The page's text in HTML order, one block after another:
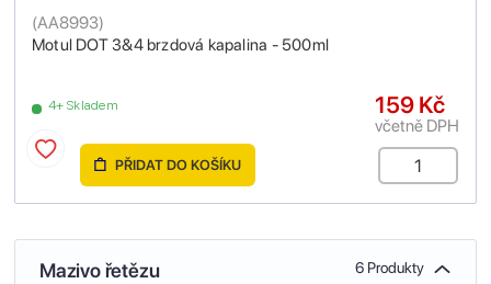
Motul DOT 3&4 brzdová kapalina - 500ml
(AA8993)
4+ Skladem 159 Kč
včetně DPH
PŘIDAT DO KOŠÍKU
Mazivo řetězu 6 Produkty